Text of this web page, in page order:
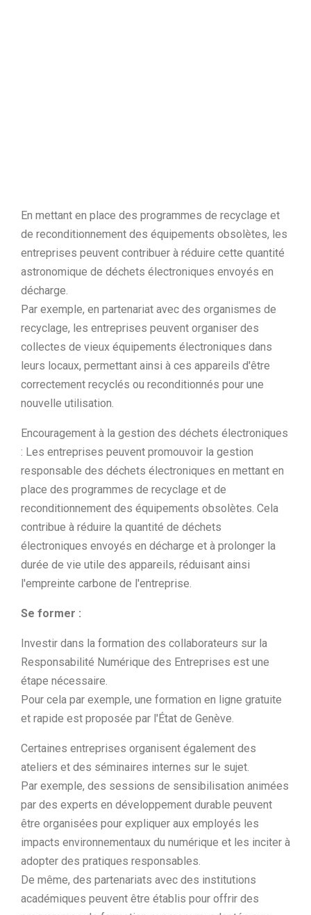
En mettant en place des programmes de recyclage et
de reconditionnement des équipements obsolètes, les
entreprises peuvent contribuer à réduire cette quantité
astronomique de déchets électroniques envoyés en
décharge.
Par exemple, en partenariat avec des organismes de
recyclage, les entreprises peuvent organiser des
collectes de vieux équipements électroniques dans
leurs locaux, permettant ainsi à ces appareils d'être
correctement recyclés ou reconditionnés pour une
nouvelle utilisation.
Encouragement à la gestion des déchets électroniques
: Les entreprises peuvent promouvoir la gestion
responsable des déchets électroniques en mettant en
place des programmes de recyclage et de
reconditionnement des équipements obsolètes. Cela
contribue à réduire la quantité de déchets
électroniques envoyés en décharge et à prolonger la
durée de vie utile des appareils, réduisant ainsi
l'empreinte carbone de l'entreprise.
Se former :
Investir dans la formation des collaborateurs sur la
Responsabilité Numérique des Entreprises est une
étape nécessaire.
Pour cela par exemple, une formation en ligne gratuite
et rapide est proposée par l'État de Genève.
Certaines entreprises organisent également des
ateliers et des séminaires internes sur le sujet.
Par exemple, des sessions de sensibilisation animées
par des experts en développement durable peuvent
être organisées pour expliquer aux employés les
impacts environnementaux du numérique et les inciter à
adopter des pratiques responsables.
De même, des partenariats avec des institutions
académiques peuvent être établis pour offrir des